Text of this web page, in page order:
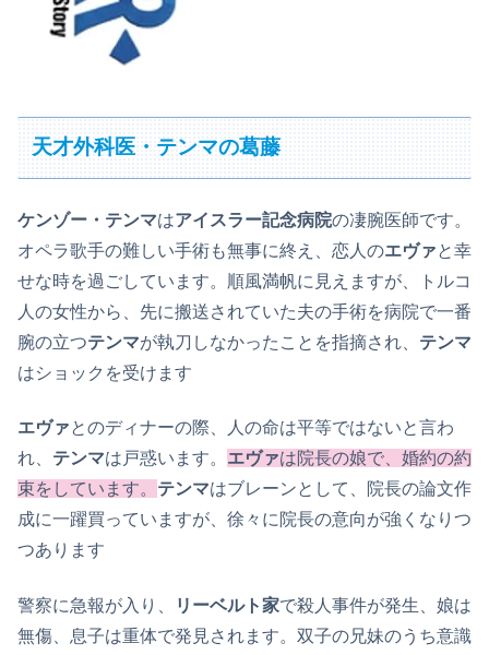
天才外科医・テンマの葛藤
ケンゾー・テンマはアイスラー記念病院の凄腕医師です。
オペラ歌手の難しい手術も無事に終え、恋人のエヴァと幸
せな時を過ごしています。順風満帆に見えますが、トルコ
人の女性から、先に搬送されていた夫の手術を病院で一番
腕の立つテンマが執刀しなかったことを指摘され、 テンマ
はショックを受けます
エヴァとのディナーの際、人の命は平等ではないと言わ
れ、 テンマは戸惑います。 エヴァは院長の娘で、婚約の約
束をしています。 テンマはブレーンとして、院長の論文作
成に一躍買っていますが、徐々に院長の意向が強くなりつ
つあります
警察に急報が入り、 リーベルト家で殺人事件が発生、娘は
無傷、息子は重体で発見されます。双子の兄妹のうち意識